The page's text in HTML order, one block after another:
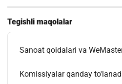
Tegishli maqolalar
Sanoat qoidalari va
Komissiyalar qanday